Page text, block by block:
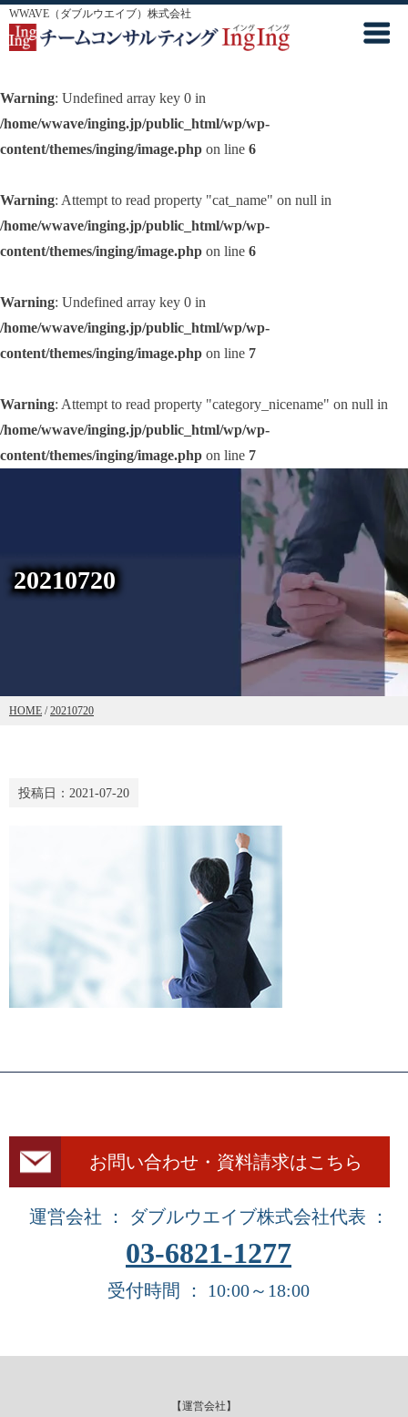
WWAVE（ダブルウエイブ）株式会社
Warning: Undefined array key 0 in
/home/wwave/inging.jp/public_html/wp/wp-
content/themes/inging/image.php on line 6
Warning: Attempt to read property "cat_name" on null in
/home/wwave/inging.jp/public_html/wp/wp-
content/themes/inging/image.php on line 6
Warning: Undefined array key 0 in
/home/wwave/inging.jp/public_html/wp/wp-
content/themes/inging/image.php on line 7
Warning: Attempt to read property "category_nicename" on null in
/home/wwave/inging.jp/public_html/wp/wp-
content/themes/inging/image.php on line 7
20210720
HOME /20210720
投稿日： 2021-07-20
お問い合わせ・資料請求はこちら
運営会社 ： ダブルウエイブ株式会社代表 ：
03-6821-1277
受付時間 ： 10:00～18:00
【運営会社】